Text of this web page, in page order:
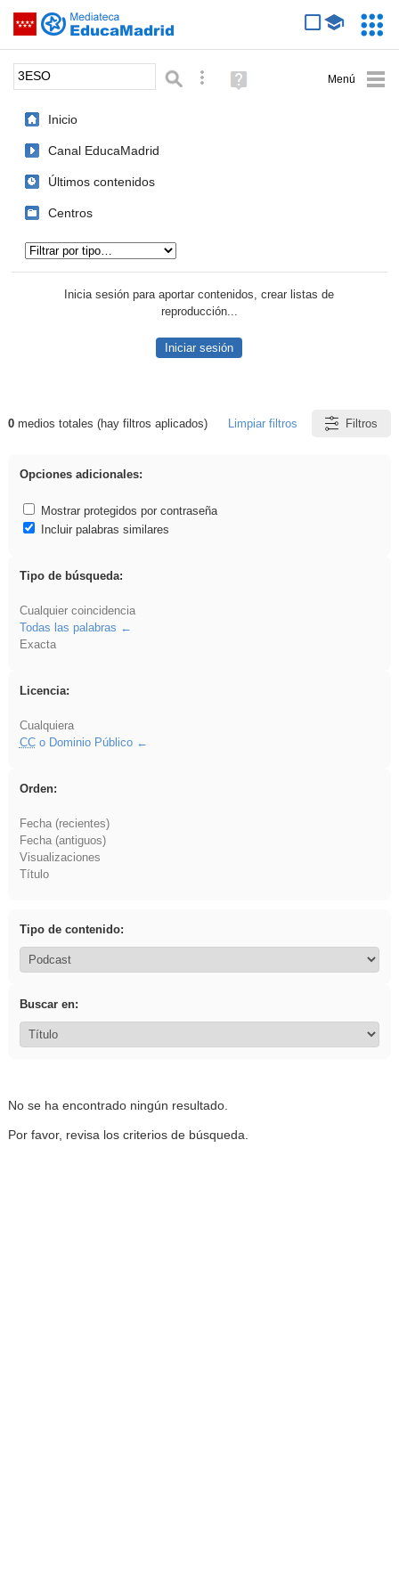
Saltar navegación
Palabra o frase: Búsqueda avanzada
Ayuda
(en
Inicio
Canal EducaMadrid
Últimos contenidos
Centros
Inicia sesión para aportar contenidos, crear listas de
reproducción...
Iniciar sesión
Resultados de: 3ESO
0medios totales (hay filtros aplicados) Limpiar filtros Filtros
Opciones adicionales:
Mostrar protegidos por contraseña
Incluir palabras similares
Tipo de búsqueda:
Cualquier coincidencia
Todas las palabras
Exacta
Licencia:
Cualquiera
CCo Dominio Público
Orden:
Fecha (recientes)
Fecha (antiguos)
Visualizaciones
Título
Tipo de contenido:
Buscar en:
No se ha encontrado ningún resultado.
Por favor, revisa los criterios de búsqueda.